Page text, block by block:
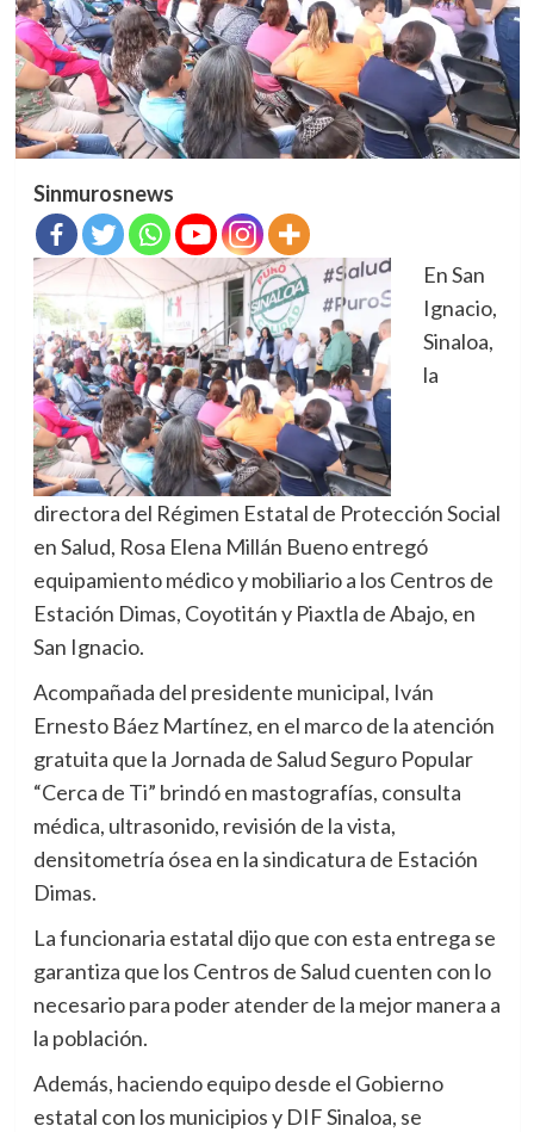
Sinmurosnews
En San
Ignacio,
Sinaloa,
la
directora del Régimen Estatal de Protección Social
en Salud, Rosa Elena Millán Bueno entregó
equipamiento médico y mobiliario a los Centros de
Estación Dimas, Coyotitán y Piaxtla de Abajo, en
San Ignacio.
Acompañada del presidente municipal, Iván
Ernesto Báez Martínez, en el marco de la atención
gratuita que la Jornada de Salud Seguro Popular
“Cerca de Ti” brindó en mastografías, consulta
médica, ultrasonido, revisión de la vista,
densitometría ósea en la sindicatura de Estación
Dimas.
La funcionaria estatal dijo que con esta entrega se
garantiza que los Centros de Salud cuenten con lo
necesario para poder atender de la mejor manera a
la población.
Además, haciendo equipo desde el Gobierno
estatal con los municipios y DIF Sinaloa, se